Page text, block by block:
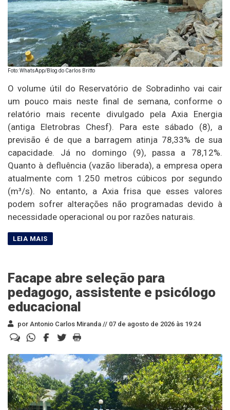
Foto: WhatsApp/Blog do Carlos Britto
O volume útil do Reservatório de Sobradinho vai cair
um pouco mais neste final de semana, conforme o
relatório mais recente divulgado pela Axia Energia
(antiga Eletrobras Chesf). Para este sábado (8), a
previsão é de que a barragem atinja 78,33% de sua
capacidade. Já no domingo (9), passa a 78,12%.
Quanto à defluência (vazão liberada), a empresa opera
atualmente com 1.250 metros cúbicos por segundo
(m³/s). No entanto, a Axia frisa que esses valores
podem sofrer alterações não programadas devido à
necessidade operacional ou por razões naturais.
Facape abre seleção para
pedagogo, assistente e psicólogo
educacional
por Antonio Carlos Miranda // 07 de agosto de 2026 às 19:24